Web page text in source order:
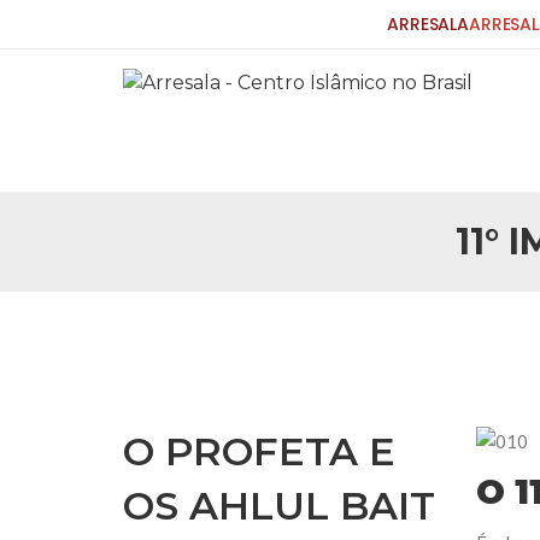
ARRESALA
11°
As Sementes da Miséria e do
Por: Ahmad Dallal Tradução: Ahmad Ismail
morte e destruição que abalaram Nova York em
ter entrado numa guerra cultural e religiosa de
O PROFETA E
OS AHLUL BAIT
O